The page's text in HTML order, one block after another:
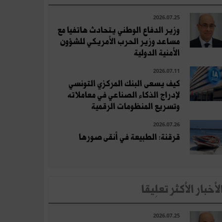
2026.07.25
وزير الدفاع الوطني يتحادث هاتفيا مع
مساعد وزير الحرب الأمريكي للشؤون
الأمنية الدولية
2026.07.11
كيف يسعى البنك المركزي التونسي
لإدراج الذكاء الصناعي في معاملاته
وتسريع المنظومات الرقمية
2026.07.26
قرقنة: الطبيعة في أنقى صورها
الأكثر تعلِيقا
2026.07.25